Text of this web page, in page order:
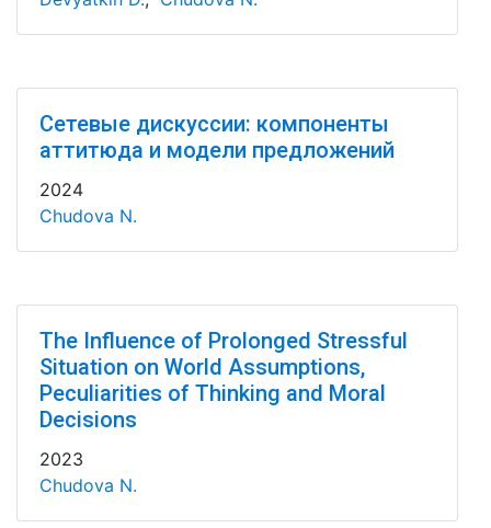
Сетевые дискуссии: компоненты
аттитюда и модели предложений
2024
Chudova N.
The Influence of Prolonged Stressful
Situation on World Assumptions,
Peculiarities of Thinking and Moral
Decisions
2023
Chudova N.